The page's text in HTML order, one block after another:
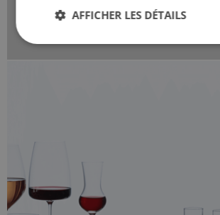
volonté d'expérimentation de la part des
AFFICHER LES DÉTAILS